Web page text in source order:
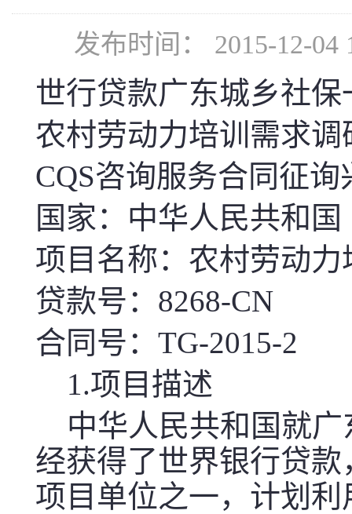
发布时间： 2015-12-
世行贷款广东城乡社
农村劳动力培训需求调
CQS咨询服务合同征询
国家：中华人民共和国
项目名称： 农村劳动
贷款号： 8268-CN
合同号： TG-2015-2
1.项目描述
中华人民共和国就广
经获得了世界银行贷
项目单位之一，计划